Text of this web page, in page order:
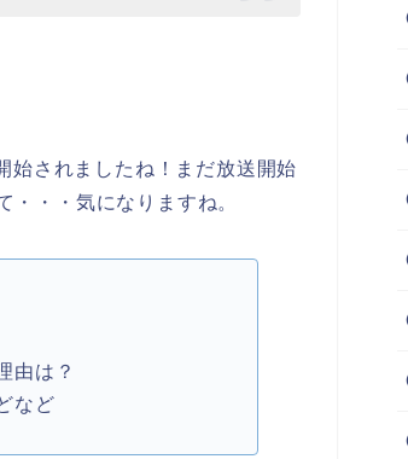
始されましたね！まだ放送開始
・・気になりますね。
由は？
など